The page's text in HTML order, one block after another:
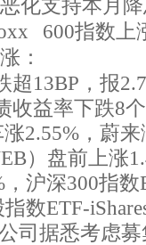
化支持本月
600指数上
：
13BP，报
收益率下跌8
2.55%，蔚
）盘前上涨
沪深300指
数ETF-
司据悉考虑